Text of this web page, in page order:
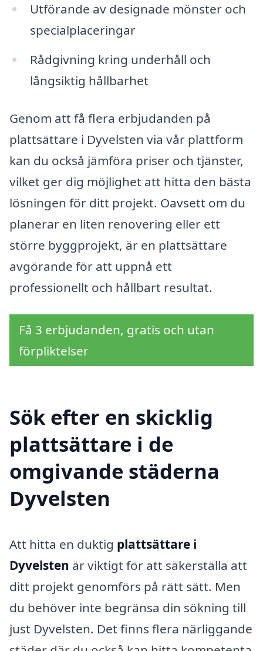
Utförande av designade mönster och
specialplaceringar
Rådgivning kring underhåll och
långsiktig hållbarhet
Genom att få flera erbjudanden på
plattsättare i Dyvelsten via vår plattform
kan du också jämföra priser och tjänster,
vilket ger dig möjlighet att hitta den bästa
lösningen för ditt projekt. Oavsett om du
planerar en liten renovering eller ett
större byggprojekt, är en plattsättare
avgörande för att uppnå ett
professionellt och hållbart resultat.
Få 3 erbjudanden, gratis och utan
förpliktelser
Sök efter en skicklig
plattsättare i de
omgivande städerna
Dyvelsten
Att hitta en duktig plattsättare i
Dyvelsten är viktigt för att säkerställa att
ditt projekt genomförs på rätt sätt. Men
du behöver inte begränsa din sökning till
just Dyvelsten. Det finns flera närliggande